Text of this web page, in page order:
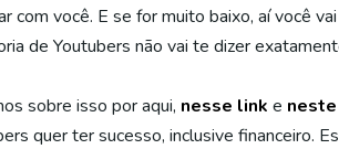
com você. E se for muito baixo, aí você
de Youtubers não vai te dizer
sobre isso por aqui, nesse link e
quer ter sucesso, inclusive financeiro.